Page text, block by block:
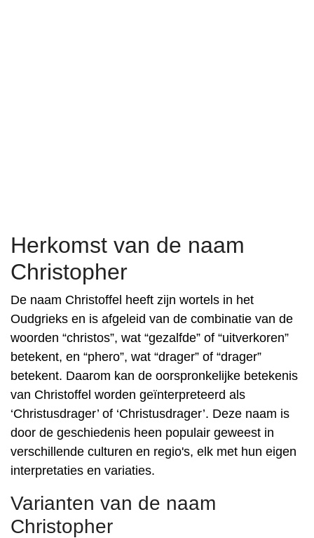
Herkomst van de naam
Christopher
De naam Christoffel heeft zijn wortels in het
Oudgrieks en is afgeleid van de combinatie van de
woorden “christos”, wat “gezalfde” of “uitverkoren”
betekent, en “phero”, wat “drager” of “drager”
betekent. Daarom kan de oorspronkelijke betekenis
van Christoffel worden geïnterpreteerd als
‘Christusdrager’ of ‘Christusdrager’. Deze naam is
door de geschiedenis heen populair geweest in
verschillende culturen en regio's, elk met hun eigen
interpretaties en variaties.
Varianten van de naam
Christopher